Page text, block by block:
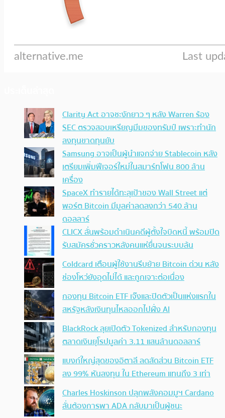
Clarity Act อาจชะงักยาว ๆ หลัง Warren ร้อง
SEC ตรวจสอบเหรียญมีมของทรัมป์ เพราะทำนัก
ลงทุนขาดทุนยับ
Samsung อาจเป็นผู้นำแจกจ่าย Stablecoin หลัง
เตรียมเพิ่มฟีเจอร์ใหม่ในสมาร์ทโฟน 800 ล้าน
เครื่อง
SpaceX ทำรายได้ทะลุเป้าของ Wall Street แต่
พอร์ต Bitcoin มีมูลค่าลดลงกว่า 540 ล้าน
ดอลลาร์
CLICX ลั่นพร้อมดำเนินคดีผู้ตั้งใจบิดหนี้ พร้อมปิด
รับสมัครชั่วคราวหลังคนแห่ยื่นจนระบบล้น
Coldcard เตือนผู้ใช้งานรีบย้าย Bitcoin ด่วน หลัง
ช่องโหว่ยังอุดไม่ได้ และถูกเจาะต่อเนื่อง
กองทุน Bitcoin ETF เจ๊งและปิดตัวเป็นแห่งแรกใน
สหรัฐหลังเงินทุนไหลออกไปฝั่ง AI
BlackRock ลุยเปิดตัว Tokenized สำหรับกองทุน
ตลาดเงินยุโรปมูลค่า 3.11 แสนล้านดอลลาร์
แบงก์ใหญ่สุดของอิตาลี ลดสัดส่วน Bitcoin ETF
ลง 99% หันลงทุน ใน Ethereum แทนถึง 3 เท่า
Charles Hoskinson ปลุกพลังคอมมูฯ Cardano
ลั่นต้องการพา ADA กลับมาเป็นผู้ชนะ